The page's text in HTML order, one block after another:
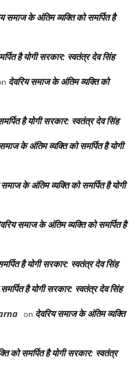
समाज के अंतिम व्यक्ति को समर्पित है
है योगी सरकार: स्वतंत्र देव सिंह
देवरिय समाज के अंतिम व्यक्ति को
है योगी सरकार: स्वतंत्र देव सिंह
के अंतिम व्यक्ति को समर्पित है योगी
के अंतिम व्यक्ति को समर्पित है योगी
समाज के अंतिम व्यक्ति को समर्पित है
है योगी सरकार: स्वतंत्र देव सिंह
है योगी सरकार: स्वतंत्र देव सिंह
on देवरिय समाज के अंतिम व्यक्ति
को समर्पित है योगी सरकार: स्वतंत्र